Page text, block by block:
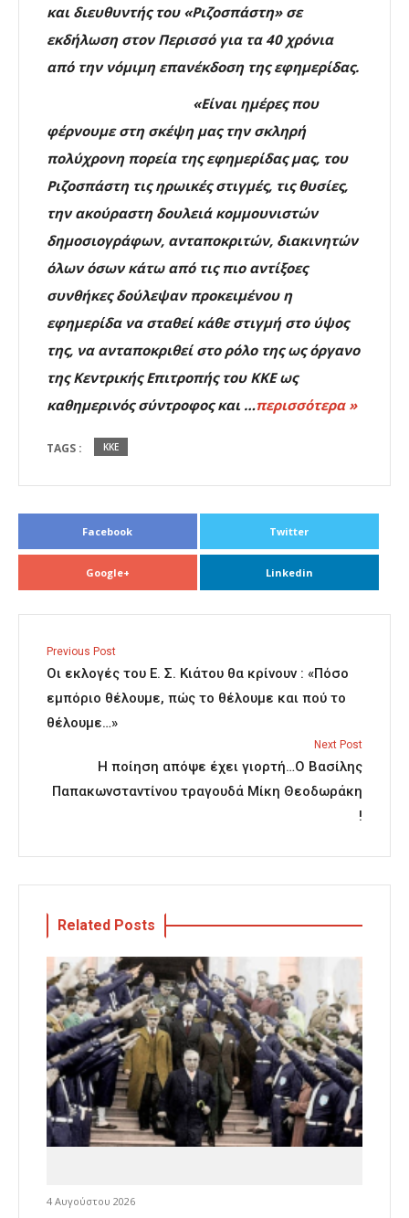
και διευθυντής του «Ριζοσπάστη» σε
εκδήλωση στον Περισσό για τα 40 χρόνια
από την νόμιμη επανέκδοση της εφημερίδας.
«Είναι ημέρες που
φέρνουμε στη σκέψη μας την σκληρή
πολύχρονη πορεία της εφημερίδας μας, του
Ριζοσπάστη τις ηρωικές στιγμές, τις θυσίες,
την ακούραστη δουλειά κομμουνιστών
δημοσιογράφων, ανταποκριτών, διακινητών
όλων όσων κάτω από τις πιο αντίξοες
συνθήκες δούλεψαν προκειμένου η
εφημερίδα να σταθεί κάθε στιγμή στο ύψος
της, να ανταποκριθεί στο ρόλο της ως όργανο
της Κεντρικής Επιτροπής του ΚΚΕ ως
καθημερινός σύντροφος και …περισσότερα »
TAGS : ΚΚΕ
Facebook Twitter
Google+ Linkedin
Previous Post
Οι εκλογές του Ε. Σ. Κιάτου θα κρίνουν : «Πόσο
εμπόριο θέλουμε, πώς το θέλουμε και πού το
θέλουμε…»
Next Post
Η ποίηση απόψε έχει γιορτή…Ο Βασίλης
Παπακωνσταντίνου τραγουδά Μίκη Θεοδωράκη
!
Related Posts
4 Αυγούστου 2026